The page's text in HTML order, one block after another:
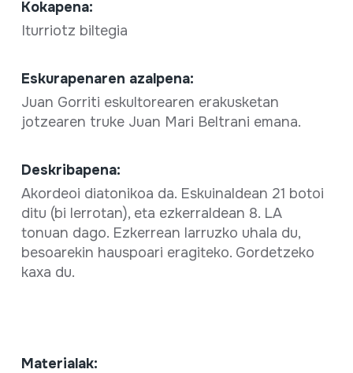
Kokapena:
Iturriotz biltegia
Eskurapenaren azalpena:
Juan Gorriti eskultorearen erakusketan
jotzearen truke Juan Mari Beltrani emana.
Deskribapena:
Akordeoi diatonikoa da. Eskuinaldean 21 botoi
ditu (bi lerrotan), eta ezkerraldean 8. LA
tonuan dago. Ezkerrean larruzko uhala du,
besoarekin hauspoari eragiteko. Gordetzeko
kaxa du.
Materialak: